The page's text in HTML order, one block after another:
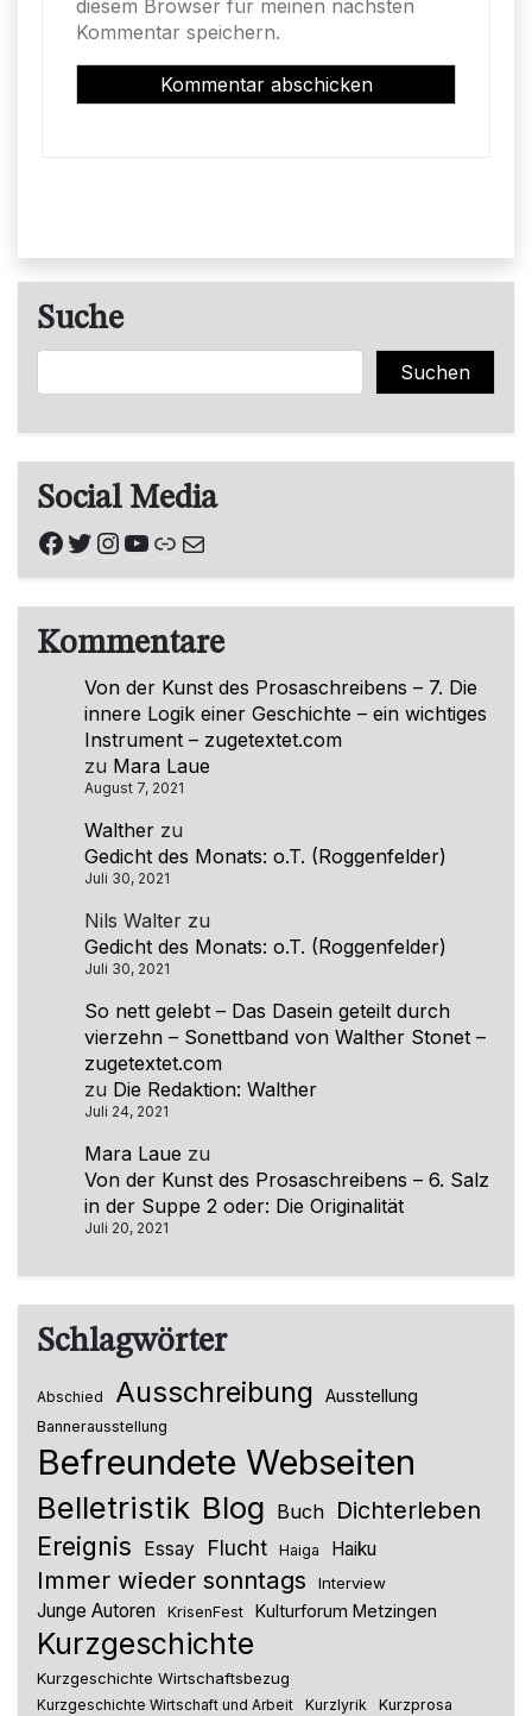
diesem Browser für meinen nächsten
Kommentar speichern.
Suche
Suchen
Social Media
Facebook
Twitter
Instagram
YouTube
Link
E-Mail
Kommentare
Von der Kunst des Prosaschreibens – 7. Die
innere Logik einer Geschichte – ein wichtiges
Instrument – zugetextet.com
zu Mara Laue
August 7, 2021
Walther zu
Gedicht des Monats: o.T. (Roggenfelder)
Juli 30, 2021
Nils Walter zu
Gedicht des Monats: o.T. (Roggenfelder)
Juli 30, 2021
So nett gelebt – Das Dasein geteilt durch
vierzehn – Sonettband von Walther Stonet –
zugetextet.com
zu Die Redaktion: Walther
Juli 24, 2021
Mara Laue zu
Von der Kunst des Prosaschreibens – 6. Salz
in der Suppe 2 oder: Die Originalität
Juli 20, 2021
Schlagwörter
Abschied Ausschreibung Ausstellung
Bannerausstellung
Befreundete Webseiten
Belletristik Blog Buch Dichterleben
Ereignis Essay Flucht Haiga Haiku
Immer wieder sonntags Interview
Junge Autoren KrisenFest Kulturforum Metzingen
Kurzgeschichte
Kurzgeschichte Wirtschaftsbezug
Kurzgeschichte Wirtschaft und Arbeit Kurzlyrik Kurzprosa